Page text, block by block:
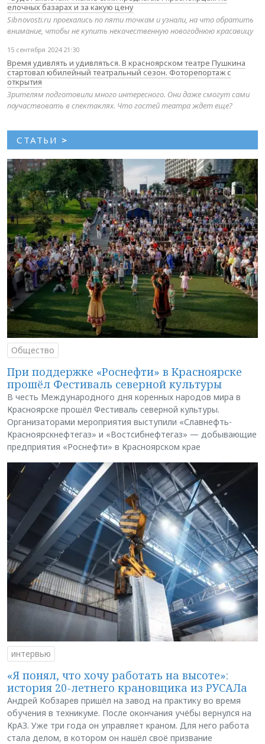
елочных базарах и за какую цену
Sibnovosti.ru проехались по пяти точкам и узнали, на что обратить
внимание, чтобы не купить некачественную новогоднюю красавицу
15 сентября 2024 21:30
Время удивлять и удивляться. В красноярском театре Пушкина
стартовал юбилейный театральный сезон. Фоторепортаж с
открытия
Зрителям подготовили много интересного. Они даже смогут сами
поучаствовать в спектаклях. Что гостей театра ждет еще?
СТАТЬИ >
Общество
При поддержке «Роснефти» в Красноярске
прошёл Фестиваль северной культуры
В честь Международного дня коренных народов мира в
Красноярске прошёл Фестиваль северной культуры.
Организаторами мероприятия выступили «Славнефть-
Красноярскнефтегаз» и «Востсибнефтегаз» — добывающие
предприятия «Роснефти» в Красноярском крае
интервью
«Я понял, что хочу работать на высоте»:
история 20-летнего крановщика из РУСАЛа
Андрей Кобзарев пришёл на завод на практику во время
обучения в техникуме. После окончания учёбы вернулся на
КрАЗ. Уже три года он управляет краном. Для него работа
стала делом, в котором он нашёл своё призвание